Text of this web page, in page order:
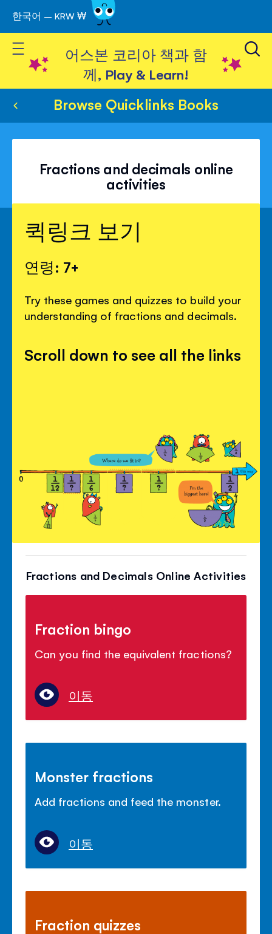
Skip
to
Content
한국어 – KRW ₩
Toggle Nav
어스본 코리아 책과 함
께, Play & Learn!
Browse Quicklinks Books
Fractions and decimals online
activities
퀵링크 보기
연령: 7+
Try these games and quizzes to build your
understanding of fractions and decimals.
Scroll down to see all the links
Fractions and Decimals Online Activities
Fraction bingo
Can you find the equivalent fractions?
이동
Monster fractions
Add fractions and feed the monster.
이동
Fraction quizzes